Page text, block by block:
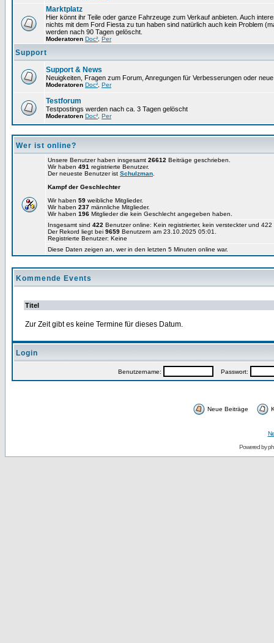
Marktplatz
Hier könnt ihr Teile oder ganze Fahrzeuge zum Verkauf anbieten. Auch
nichts mit dem Ford Fiesta zu tun haben sind natürlich auch kein Problem
werden nach 90 Tagen gelöscht.
Moderatoren Doc² Per
Support
Support & News
Neuigkeiten, Fragen zum Forum, Anregungen für Verbesserungen oder
Moderatoren Doc² Per
Testforum
Testpostings werden nach ca. 3 Tagen gelöscht
Moderatoren Doc² Per
Wer ist online?
Unsere Benutzer haben insgesamt 26612 Beiträge geschrieben.
Wir haben 491 registrierte Benutzer.
Der neueste Benutzer ist Schulzman
Kampf der Geschlechter
Wir haben 59 weibliche Mitglieder.
Wir haben 237 männliche Mitglieder.
Wir haben 196 Mitglieder die kein Geschlecht angegeben haben.
Insgesamt sind 422 Benutzer online: Kein registrierter, kein versteckter und
Der Rekord liegt bei 9659 Benutzern am 23.10.2025 05:01.
Registrierte Benutzer: Keine
Diese Daten zeigen an, wer in den letzten 5 Minuten online war.
Kommende Events
Titel
Zur Zeit gibt es keine Termine für dieses Datum.
Login
Benutzername: Passwort:
Neue Beiträge
Powered by